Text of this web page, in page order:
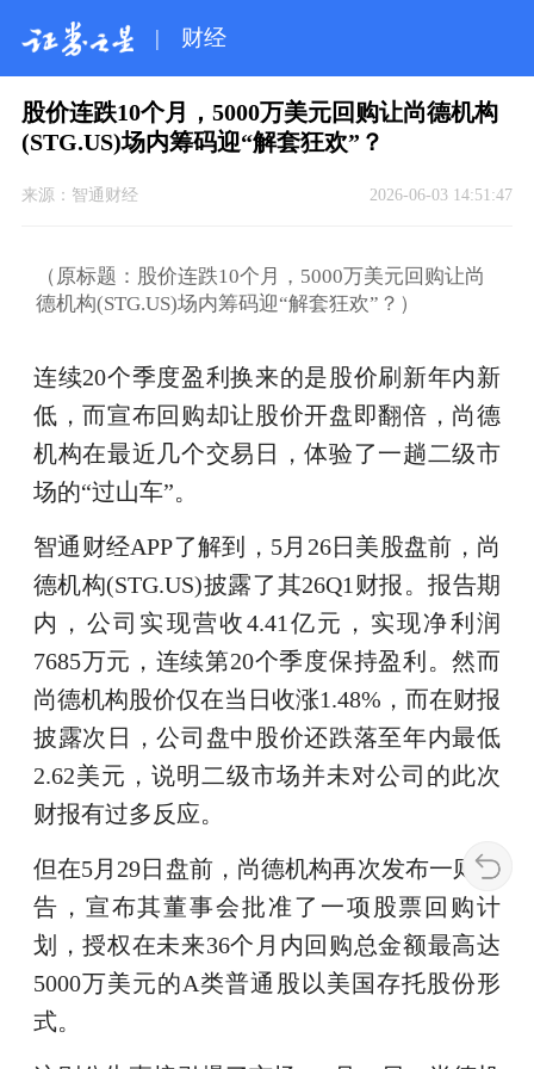
| 财经
股价连跌10个月，5000万美元回购让尚德机构
(STG.US)场内筹码迎“解套狂欢”？
来源： 智通财经 2026-06-03 14:51:47
（原标题：股价连跌10个月，5000万美元回购让尚
德机构(STG.US)场内筹码迎“解套狂欢”？）
连续20个季度盈利换来的是股价刷新年内新
低，而宣布回购却让股价开盘即翻倍，尚德
机构在最近几个交易日，体验了一趟二级市
场的“过山车”。
智通财经APP了解到，5月26日美股盘前，尚
德机构(STG.US)披露了其26Q1财报。报告期
内，公司实现营收4.41亿元，实现净利润
7685万元，连续第20个季度保持盈利。然而
尚德机构股价仅在当日收涨1.48%，而在财报
披露次日，公司盘中股价还跌落至年内最低
2.62美元，说明二级市场并未对公司的此次
财报有过多反应。
但在5月29日盘前，尚德机构再次发布一则公
告，宣布其董事会批准了一项股票回购计
划，授权在未来36个月内回购总金额最高达
5000万美元的A类普通股以美国存托股份形
式。